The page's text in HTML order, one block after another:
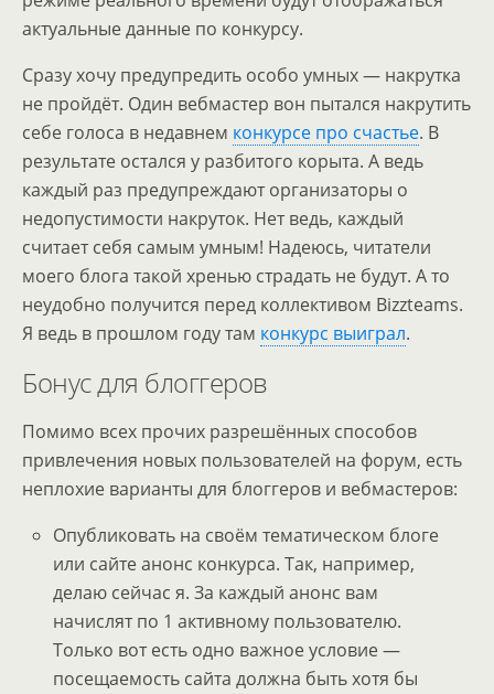
актуальные данные по конкурсу.
Сразу хочу предупредить особо умных — накрутка
не пройдёт. Один вебмастер вон пытался накрутить
себе голоса в недавнем конкурсе про счастье. В
результате остался у разбитого корыта. А ведь
каждый раз предупреждают организаторы о
недопустимости накруток. Нет ведь, каждый
считает себя самым умным! Надеюсь, читатели
моего блога такой хренью страдать не будут. А то
неудобно получится перед коллективом Bizzteams.
Я ведь в прошлом году там конкурс выиграл.
Бонус для блоггеров
Помимо всех прочих разрешённых способов
привлечения новых пользователей на форум, есть
неплохие варианты для блоггеров и вебмастеров:
Опубликовать на своём тематическом блоге
или сайте анонс конкурса. Так, например,
делаю сейчас я. За каждый анонс вам
начислят по 1 активному пользователю.
Только вот есть одно важное условие —
посещаемость сайта должна быть хотя бы